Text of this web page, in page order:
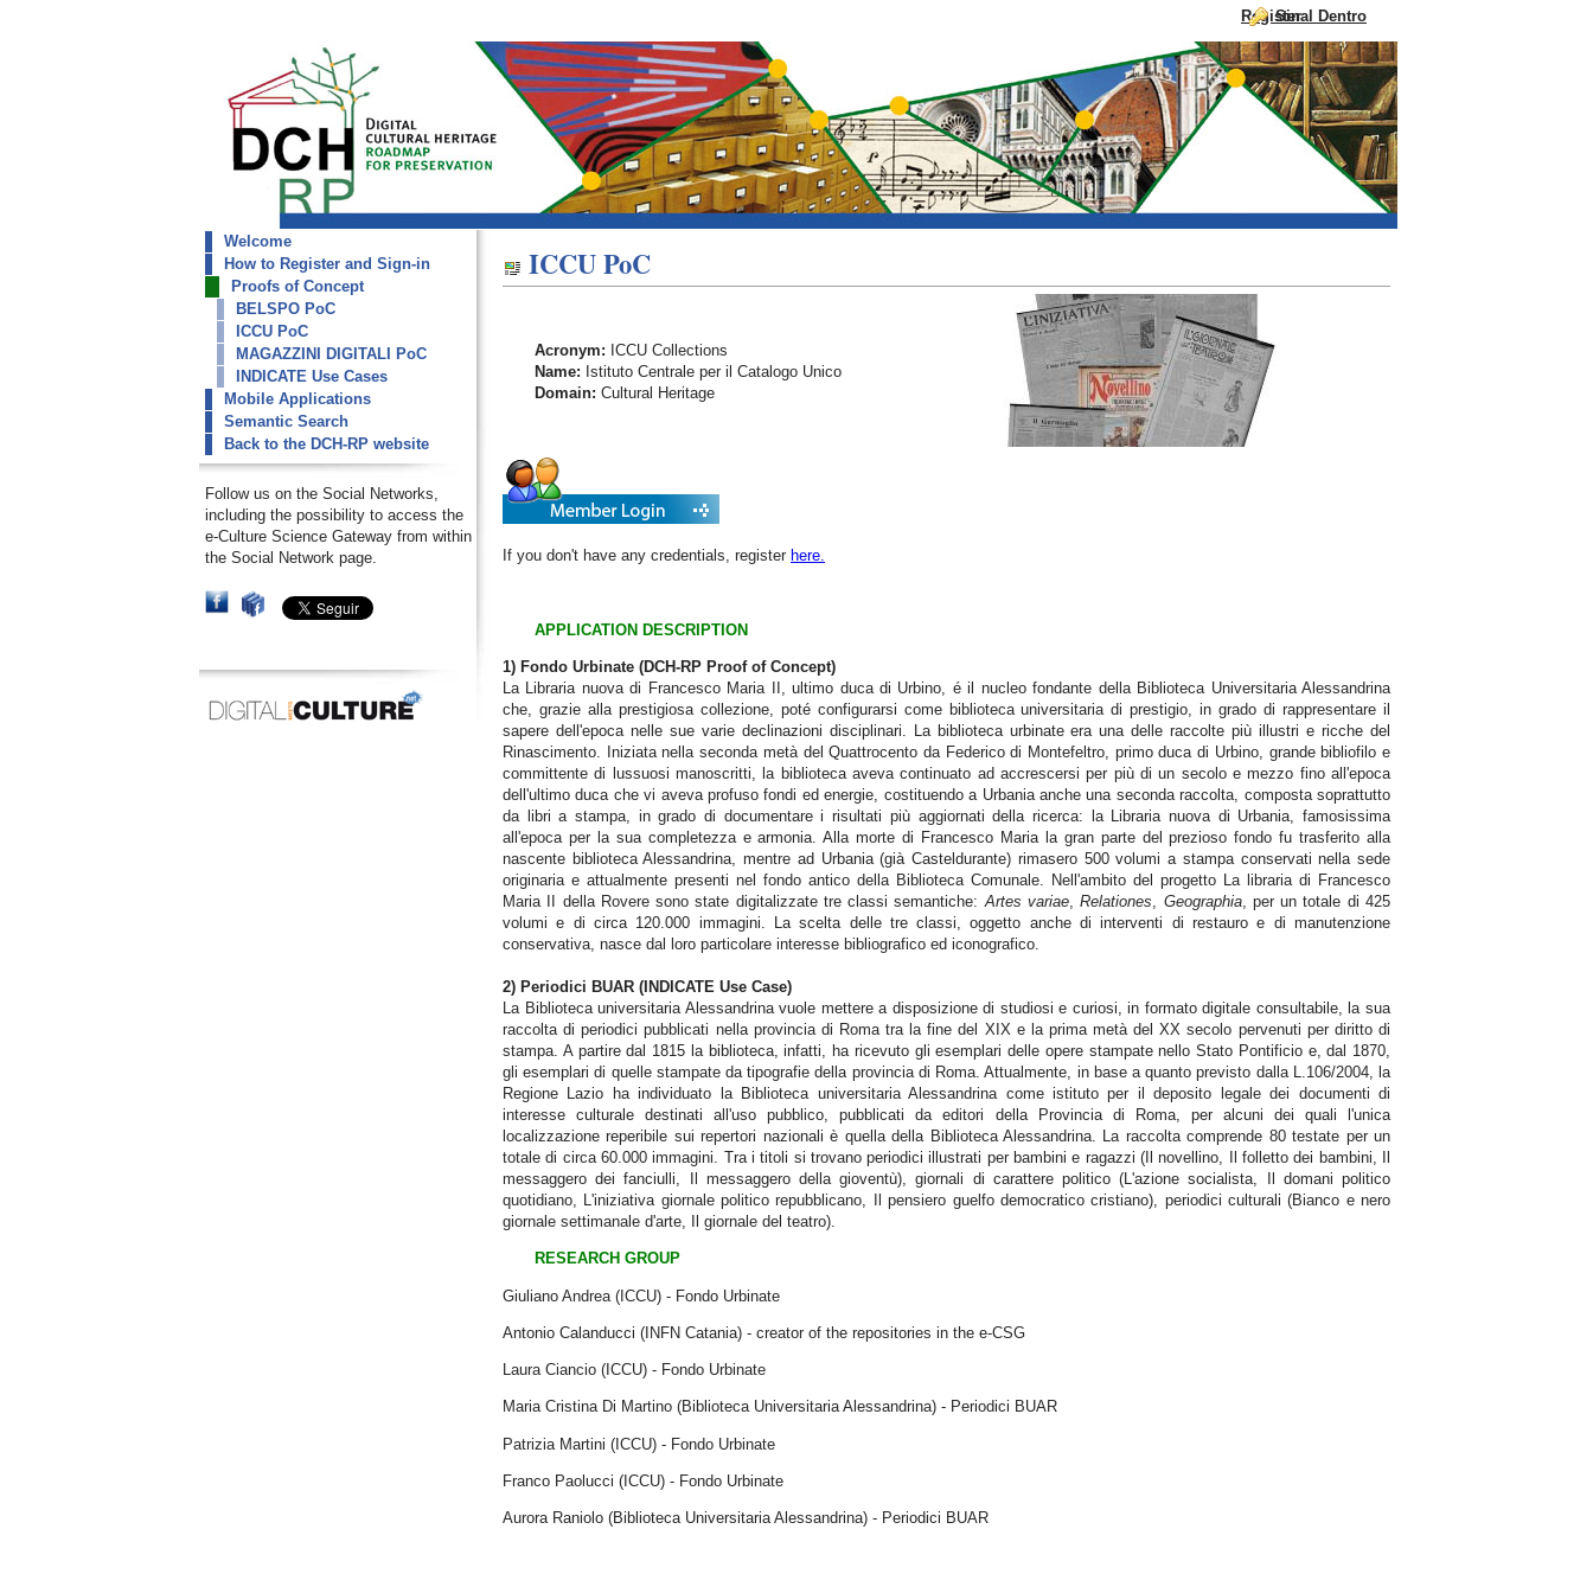
RegisterSinal Dentro
Faixa clara ao índice
dch-rp
ICCU PoC
Welcome
How to Register and Sign-in
Proofs of Concept
BELSPO PoC
ICCU PoC
MAGAZZINI DIGITALI PoC
INDICATE Use Cases
Mobile Applications
Semantic Search
Back to the DCH-RP website
Follow us on the Social Networks,
including the possibility to access the
e-Culture Science Gateway from within
the Social Network page.
ICCU PoC
Acronym: ICCU Collections
Name: Istituto Centrale per il Catalogo Unico
Domain: Cultural Heritage
If you don't have any credentials, register here.
APPLICATION DESCRIPTION
1) Fondo Urbinate (DCH-RP Proof of Concept)
La Libraria nuova di Francesco Maria II, ultimo duca di Urbino, é il nucleo fondante della Biblioteca Universitaria Alessandrina
che, grazie alla prestigiosa collezione, poté configurarsi come biblioteca universitaria di prestigio, in grado di rappresentare il
sapere dell'epoca nelle sue varie declinazioni disciplinari. La biblioteca urbinate era una delle raccolte più illustri e ricche del
Rinascimento. Iniziata nella seconda metà del Quattrocento da Federico di Montefeltro, primo duca di Urbino, grande bibliofilo e
committente di lussuosi manoscritti, la biblioteca aveva continuato ad accrescersi per più di un secolo e mezzo fino all'epoca
dell'ultimo duca che vi aveva profuso fondi ed energie, costituendo a Urbania anche una seconda raccolta, composta soprattutto
da libri a stampa, in grado di documentare i risultati più aggiornati della ricerca: la Libraria nuova di Urbania, famosissima
all'epoca per la sua completezza e armonia. Alla morte di Francesco Maria la gran parte del prezioso fondo fu trasferito alla
nascente biblioteca Alessandrina, mentre ad Urbania (già Casteldurante) rimasero 500 volumi a stampa conservati nella sede
originaria e attualmente presenti nel fondo antico della Biblioteca Comunale. Nell'ambito del progetto La libraria di Francesco
Maria II della Rovere sono state digitalizzate tre classi semantiche: Artes variae,Relationes, Geographia, per un totale di 425
volumi e di circa 120.000 immagini. La scelta delle tre classi, oggetto anche di interventi di restauro e di manutenzione
conservativa, nasce dal loro particolare interesse bibliografico ed iconografico.
2) Periodici BUAR (INDICATE Use Case)
La Biblioteca universitaria Alessandrina vuole mettere a disposizione di studiosi e curiosi, in formato digitale consultabile, la sua
raccolta di periodici pubblicati nella provincia di Roma tra la fine del XIX e la prima metà del XX secolo pervenuti per diritto di
stampa. A partire dal 1815 la biblioteca, infatti, ha ricevuto gli esemplari delle opere stampate nello Stato Pontificio e, dal 1870,
gli esemplari di quelle stampate da tipografie della provincia di Roma. Attualmente, in base a quanto previsto dalla L.106/2004, la
Regione Lazio ha individuato la Biblioteca universitaria Alessandrina come istituto per il deposito legale dei documenti di
interesse culturale destinati all'uso pubblico, pubblicati da editori della Provincia di Roma, per alcuni dei quali l'unica
localizzazione reperibile sui repertori nazionali è quella della Biblioteca Alessandrina. La raccolta comprende 80 testate per un
totale di circa 60.000 immagini. Tra i titoli si trovano periodici illustrati per bambini e ragazzi (Il novellino, Il folletto dei bambini, Il
messaggero dei fanciulli, Il messaggero della gioventù), giornali di carattere politico (L'azione socialista, Il domani politico
quotidiano, L'iniziativa giornale politico repubblicano, Il pensiero guelfo democratico cristiano), periodici culturali (Bianco e nero
giornale settimanale d'arte, Il giornale del teatro).
RESEARCH GROUP
Giuliano Andrea (ICCU) - Fondo Urbinate
Antonio Calanducci (INFN Catania) - creator of the repositories in the e-CSG
Laura Ciancio (ICCU) - Fondo Urbinate
Maria Cristina Di Martino (Biblioteca Universitaria Alessandrina) - Periodici BUAR
Patrizia Martini (ICCU) - Fondo Urbinate
Franco Paolucci (ICCU) - Fondo Urbinate
Aurora Raniolo (Biblioteca Universitaria Alessandrina) - Periodici BUAR